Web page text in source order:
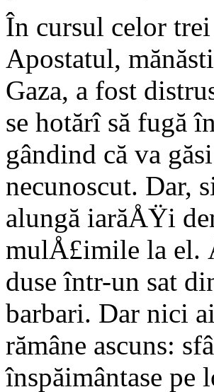
În cursul celor
Apostatul,
Gaza, a fost
se hotărî să fugă
gândind că va
necunoscut. Dar,
alungă iarăÅŸi
mulÅ£imile la el.
duse într-un sat
barbari. Dar nici
rămâne ascuns:
înspăimântase